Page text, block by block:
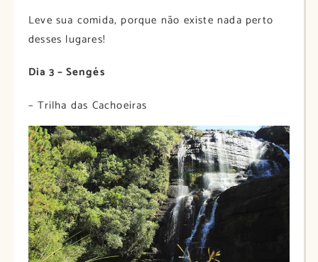
Leve sua comida, porque não existe nada perto
desses lugares!
Dia 3 – Sengés
– Trilha das Cachoeiras